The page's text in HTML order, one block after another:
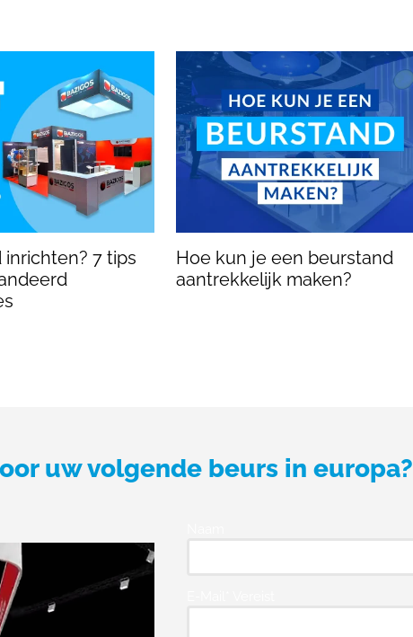
inrichten? 7 tips
Hoe kun je een beurstand
aantrekkelijk maken?
uw volgende beurs in europa?